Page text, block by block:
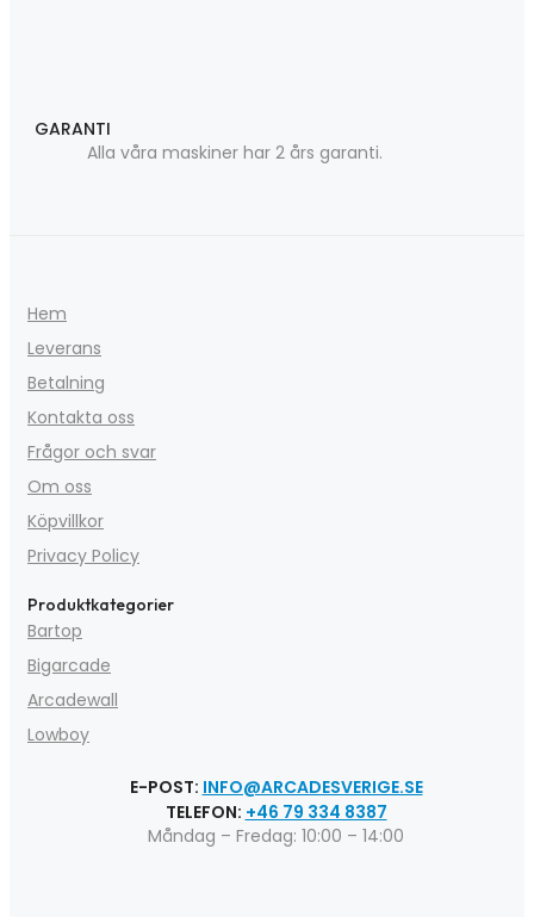
GARANTI
Alla våra maskiner har 2 års garanti.
Hem
Leverans
Betalning
Kontakta oss
Frågor och svar
Om oss
Köpvillkor
Privacy Policy
Produktkategorier
Bartop
Bigarcade
Arcadewall
Lowboy
E-POST: INFO@ARCADESVERIGE.SE
TELEFON: +46 79 334 8387
Måndag – Fredag: 10:00 – 14:00